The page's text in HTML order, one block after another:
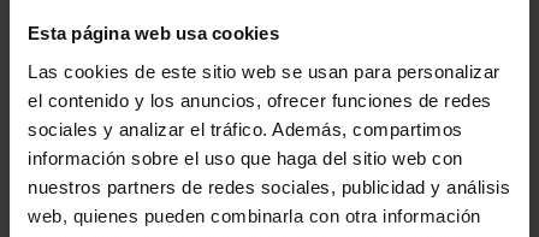
Esta página web usa cookies
Las cookies de este sitio web se usan para personalizar
el contenido y los anuncios, ofrecer funciones de redes
sociales y analizar el tráfico. Además, compartimos
información sobre el uso que haga del sitio web con
nuestros partners de redes sociales, publicidad y análisis
web, quienes pueden combinarla con otra información